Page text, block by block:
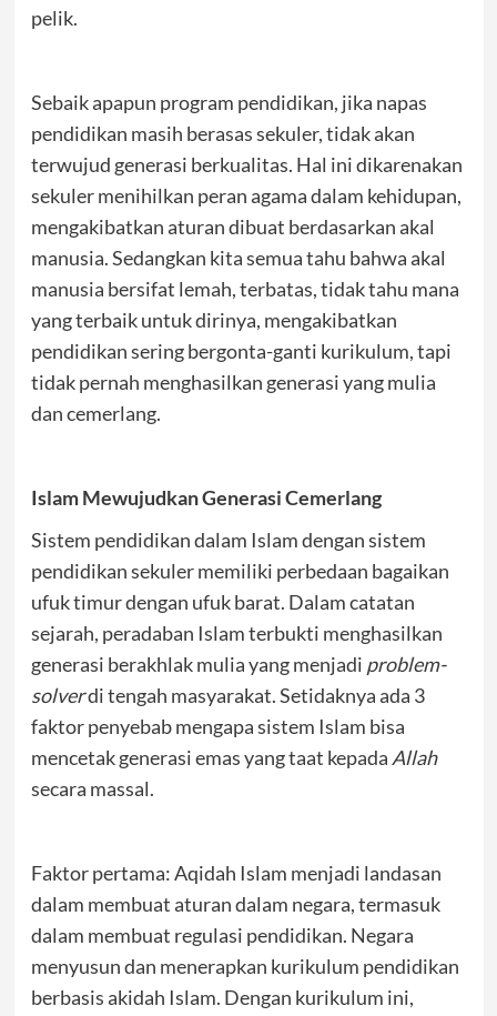
pelik.
Sebaik apapun program pendidikan, jika napas
pendidikan masih berasas sekuler, tidak akan
terwujud generasi berkualitas. Hal ini dikarenakan
sekuler menihilkan peran agama dalam kehidupan,
mengakibatkan aturan dibuat berdasarkan akal
manusia. Sedangkan kita semua tahu bahwa akal
manusia bersifat lemah, terbatas, tidak tahu mana
yang terbaik untuk dirinya, mengakibatkan
pendidikan sering bergonta-ganti kurikulum, tapi
tidak pernah menghasilkan generasi yang mulia
dan cemerlang.
Islam Mewujudkan Generasi Cemerlang
Sistem pendidikan dalam Islam dengan sistem
pendidikan sekuler memiliki perbedaan bagaikan
ufuk timur dengan ufuk barat. Dalam catatan
sejarah, peradaban Islam terbukti menghasilkan
generasi berakhlak mulia yang menjadi problem-
solverdi tengah masyarakat. Setidaknya ada 3
faktor penyebab mengapa sistem Islam bisa
mencetak generasi emas yang taat kepada Allah
secara massal.
Faktor pertama: Aqidah Islam menjadi landasan
dalam membuat aturan dalam negara, termasuk
dalam membuat regulasi pendidikan. Negara
menyusun dan menerapkan kurikulum pendidikan
berbasis akidah Islam. Dengan kurikulum ini,